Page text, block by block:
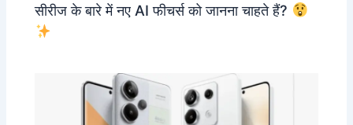
सीरीज के बारे में नए AI फीचर्स को जानना चाहते हैं?